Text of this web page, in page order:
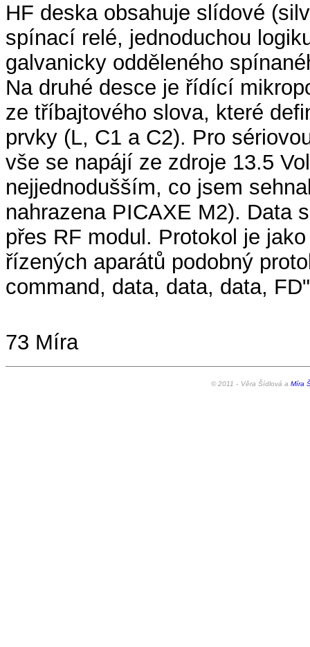
HF deska obsahuje slídové
spínací relé, jednoduchou
galvanicky odděleného
Na druhé desce je řídící
ze tříbajtového slova, které
prvky (L, C1 a C2). Pro
vše se napájí ze zdroje 13.5
nejjednodušším, co jsem
nahrazena PICAXE M2). Data
přes RF modul. Protokol je
řízených aparátů podobný
command, data, data, data,
73 Míra
© 2011 - Věra Šídlová a Míra